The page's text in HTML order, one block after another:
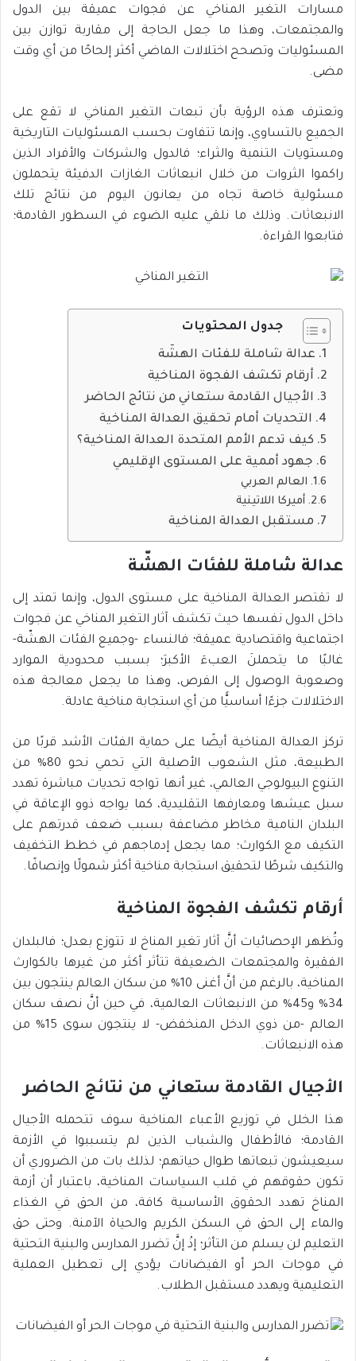
مسارات التغير المناخي عن فجوات عميقة بين الدول
والمجتمعات، وهذا ما جعل الحاجة إلى مقاربة توازن بين
المسئوليات وتصحح اختلالات الماضي أكثر إلحاحًا من أي وقت
مضى.
وتعترف هذه الرؤية بأن تبعات التغير المناخي لا تقع على
الجميع بالتساوي، وإنما تتفاوت بحسب المسئوليات التاريخية
ومستويات التنمية والثراء؛ فالدول والشركات والأفراد الذين
راكموا الثروات من خلال انبعاثات الغازات الدفيئة يتحملون
مسئولية خاصة تجاه من يعانون اليوم من نتائج تلك
الانبعاثات. وذلك ما نلقي عليه الضوء في السطور القادمة؛
فتابعوا القراءة.
جدول المحتويات
عدالة شاملة للفئات الهشّة
أرقام تكشف الفجوة المناخية
الأجيال القادمة ستعاني من نتائج الحاضر
التحديات أمام تحقيق العدالة المناخية
كيف تدعم الأمم المتحدة العدالة المناخية؟
جهود أممية على المستوى الإقليمي
العالم العربي
أميركا اللاتينية
مستقبل العدالة المناخية
عدالة شاملة للفئات الهشّة
لا تقتصر العدالة المناخية على مستوى الدول، وإنما تمتد إلى
داخل الدول نفسها حيث تكشف آثار التغير المناخي عن فجوات
اجتماعية واقتصادية عميقة؛ فالنساء -وجميع الفئات الهشّة-
غالبًا ما يتحملنَ العبءَ الأكبرَ؛ بسبب محدودية الموارد
وصعوبة الوصول إلى الفرص، وهذا ما يجعل معالجة هذه
الاختلالات جزءًا أساسيًّا من أي استجابة مناخية عادلة.
تركز العدالة المناخية أيضًا على حماية الفئات الأشد قربًا من
الطبيعة، مثل الشعوب الأصلية التي تحمي نحو 80% من
التنوع البيولوجي العالمي، غير أنها تواجه تحديات مباشرة تهدد
سبل عيشها ومعارفها التقليدية، كما يواجه ذوو الإعاقة في
البلدان النامية مخاطر مضاعفة بسبب ضعف قدرتهم على
التكيف مع الكوارث؛ مما يجعل إدماجهم في خطط التخفيف
والتكيف شرطًا لتحقيق استجابة مناخية أكثر شمولًا وإنصافًا.
أرقام تكشف الفجوة المناخية
وتُظهر الإحصائيات أنَّ آثار تغير المناخ لا تتوزع بعدل؛ فالبلدان
الفقيرة والمجتمعات الضعيفة تتأثر أكثر من غيرها بالكوارث
المناخية، بالرغم من أنَّ أغنى 10% من سكان العالم ينتجون بين
34% و45% من الانبعاثات العالمية، في حين أنَّ نصف سكان
العالم -من ذوي الدخل المنخفض- لا ينتجون سوى 15% من
هذه الانبعاثات.
الأجيال القادمة ستعاني من نتائج الحاضر
هذا الخلل في توزيع الأعباء المناخية سوف تتحمله الأجيال
القادمة؛ فالأطفال والشباب الذين لم يتسببوا في الأزمة
سيعيشون تبعاتها طوال حياتهم؛ لذلك بات من الضروري أن
تكون حقوقهم في قلب السياسات المناخية، باعتبار أن أزمة
المناخ تهدد الحقوق الأساسية كافة، من الحق في الغذاء
والماء إلى الحق في السكن الكريم والحياة الآمنة. وحتى حق
التعليم لن يسلم من التأثر؛ إذْ إنَّ تضرر المدارس والبنية التحتية
في موجات الحر أو الفيضانات يؤدي إلى تعطيل العملية
التعليمية ويهدد مستقبل الطلاب.